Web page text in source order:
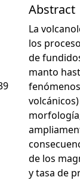
Abstract
La
los
de
manto
de los
y tasa de